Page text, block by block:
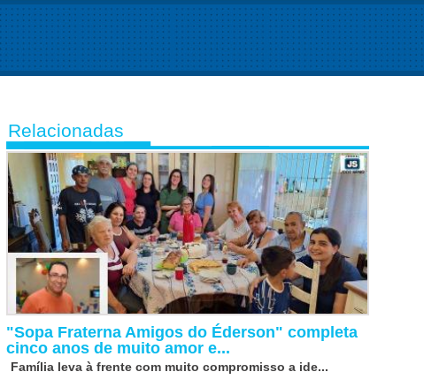
Relacionadas
"Sopa Fraterna Amigos do Éderson" completa
cinco anos de muito amor e...
Família leva à frente com muito compromisso a ide...